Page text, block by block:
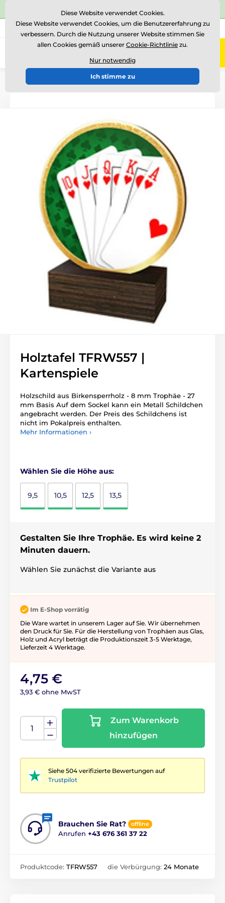
⭐Siehe 504 verifizierte Bewertungen auf
Rufen Sie uns an (Mo-Fr 15-18) +43 676 361 37 22
0
Einführung Holztrophäen TFRW 501-
Holztafel TFRW557 |
Kartenspiele
Holzschild aus Birkensperrholz - 8 mm Trophäe - 27
mm Basis Auf dem Sockel kann ein Metall Schildchen
angebracht werden. Der Preis des Schildchens ist
nicht im Pokalpreis enthalten.
Mehr Informationen ›
Wählen Sie die Höhe aus:
9,5 10,5 12,5 13,5
Gestalten Sie Ihre Trophäe. Es wird keine 2
Minuten dauern.
Wählen Sie zunächst die Variante aus
Im E-Shop vorrätig
Die Ware wartet in unserem Lager auf Sie. Wir übernehmen
den Druck für Sie. Für die Herstellung von Trophäen aus Glas,
Holz und Acryl beträgt die Produktionszeit 3-5 ​​Werktage,
Lieferzeit 4 Werktage.
4,75 €
3,93 € ohne MwST
Zum Warenkorb
hinzufügen
Siehe 504 verifizierte Bewertungen auf
Trustpilot
Brauchen Sie Rat? offline
Anrufen +43 676 361 37 22
Produktcode: TFRW557 die Verbürgung: 24 Monate
Diese Website verwendet Cookies.
Diese Website verwendet Cookies, um die Benutzererfahrung zu
verbessern. Durch die Nutzung unserer Website stimmen Sie
allen Cookies gemäß unserer Cookie-Richtlinie zu.
Nur notwendig
Ich stimme zu